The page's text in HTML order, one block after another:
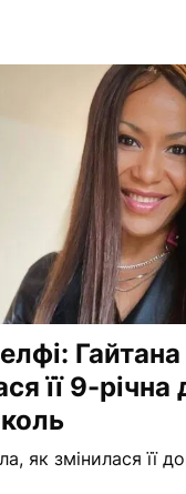
її 9-річна
як змінилася її